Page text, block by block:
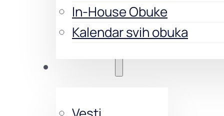
In-House Obuke
Kalendar svih obuka